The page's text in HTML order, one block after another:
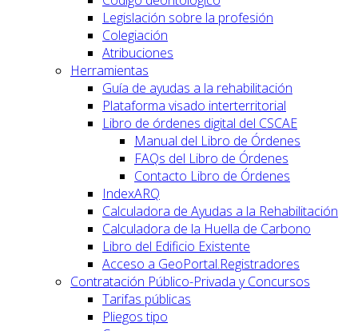
Legislación sobre la profesión
Colegiación
Atribuciones
Herramientas
Guía de ayudas a la rehabilitación
Plataforma visado interterritorial
Libro de órdenes digital del CSCAE
Manual del Libro de Órdenes
FAQs del Libro de Órdenes
Contacto Libro de Órdenes
IndexARQ
Calculadora de Ayudas a la Rehabilitación
Calculadora de la Huella de Carbono
Libro del Edificio Existente
Acceso a GeoPortal.Registradores
Contratación Público-Privada y Concursos
Tarifas públicas
Pliegos tipo